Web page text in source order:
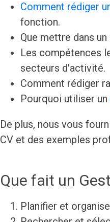
Comment rédiger
fonction.
Que mettre dans
Les compétences
secteurs d'activité.
Comment rédiger
Pourquoi utiliser un
De plus, nous vous
CV et des exemples
Que fait un
Planifier et